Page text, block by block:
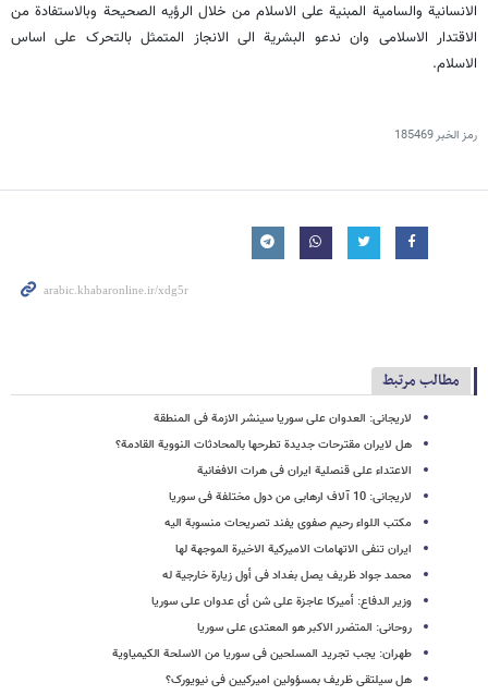
الانسانیة والسامیة المبنیة على الاسلام من خلال الرؤیه الصحیحة وبالاستفادة من
الاقتدار الاسلامی وان ندعو البشریة الى الانجاز المتمثل بالتحرک على اساس
الاسلام.
رمز الخبر185469
مطالب مرتبط
لاریجانی: العدوان على سوریا سینشر الازمة فی المنطقة
هل لایران مقترحات جدیدة تطرحها بالمحادثات النوویة القادمة؟
الاعتداء على قنصلیة ایران فی هرات الافغانیة
لاریجانی: 10 آلاف ارهابی من دول مختلفة فی سوریا
مکتب اللواء رحیم صفوی یفند تصریحات منسوبة الیه
ایران تنفی الاتهامات الامیرکیة الاخیرة الموجهة لها
محمد جواد ظریف یصل بغداد فی أول زیارة خارجیة له
وزیر الدفاع: أمیرکا عاجزة على شن أی عدوان على سوریا
روحانی: المتضرر الاکبر هو المعتدی على سوریا
طهران: یجب تجرید المسلحین فی سوریا من الاسلحة الکیمیاویة
هل سیلتقی ظریف بمسؤولین امیرکیین فی نیویورک؟